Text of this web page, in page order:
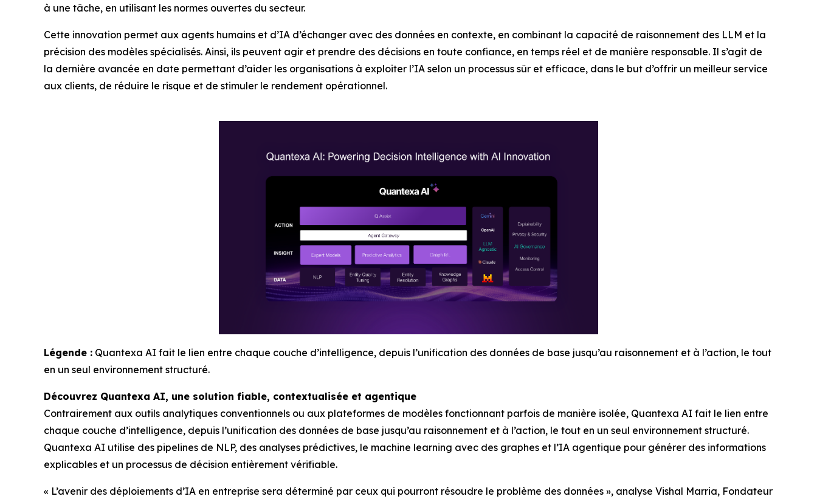
à une tâche, en utilisant les normes ouvertes du secteur.
Cette innovation permet aux agents humains et d’IA d’échanger avec des données en contexte, en combinant la capacité de raisonnement des LLM et la
précision des modèles spécialisés. Ainsi, ils peuvent agir et prendre des décisions en toute confiance, en temps réel et de manière responsable. Il s’agit de
la dernière avancée en date permettant d’aider les organisations à exploiter l’IA selon un processus sûr et efficace, dans le but d’offrir un meilleur service
aux clients, de réduire le risque et de stimuler le rendement opérationnel.
Légende : Quantexa AI fait le lien entre chaque couche d’intelligence, depuis l’unification des données de base jusqu’au raisonnement et à l’action, le tout
en un seul environnement structuré.
Découvrez Quantexa AI, une solution fiable, contextualisée et agentique
Contrairement aux outils analytiques conventionnels ou aux plateformes de modèles fonctionnant parfois de manière isolée, Quantexa AI fait le lien entre
chaque couche d’intelligence, depuis l’unification des données de base jusqu’au raisonnement et à l’action, le tout en un seul environnement structuré.
Quantexa AI utilise des pipelines de NLP, des analyses prédictives, le machine learning avec des graphes et l’IA agentique pour générer des informations
explicables et un processus de décision entièrement vérifiable.
« L’avenir des déploiements d’IA en entreprise sera déterminé par ceux qui pourront résoudre le problème des données », analyse Vishal Marria, Fondateur